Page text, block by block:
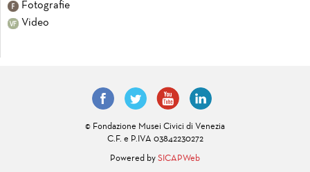
Fotografie
Video
© Fondazione Musei Civici di Venezia
C.F. e P.IVA 03842230272
Powered by SICAPWeb